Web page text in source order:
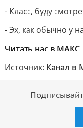
- Класс, буду
- Эх, как обычно у
Читать нас в МАКС
Источник: Канал в